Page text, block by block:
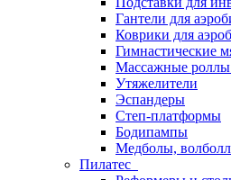
Гантели для
Коврики для
Гимнастические
Массажные
Утяжелители
Эспандеры
Степ-платформы
Бодипампы
Медболы,
Пилатес